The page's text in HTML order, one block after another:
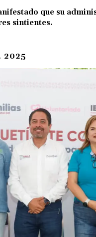
que su
sintientes.
2025